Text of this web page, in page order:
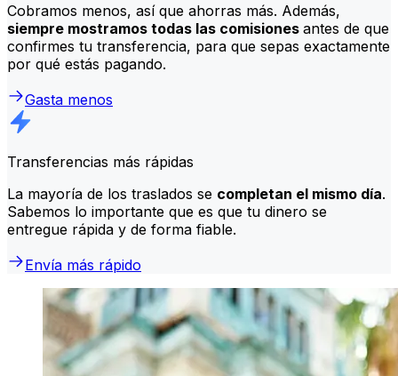
Cobramos menos, así que ahorras más. Además,
siempre mostramos todas las comisiones antes de que
confirmes tu transferencia, para que sepas exactamente
por qué estás pagando.
Gasta menos
Transferencias más rápidas
La mayoría de los traslados se completan el mismo día.
Sabemos lo importante que es que tu dinero se
entregue rápida y de forma fiable.
Envía más rápido